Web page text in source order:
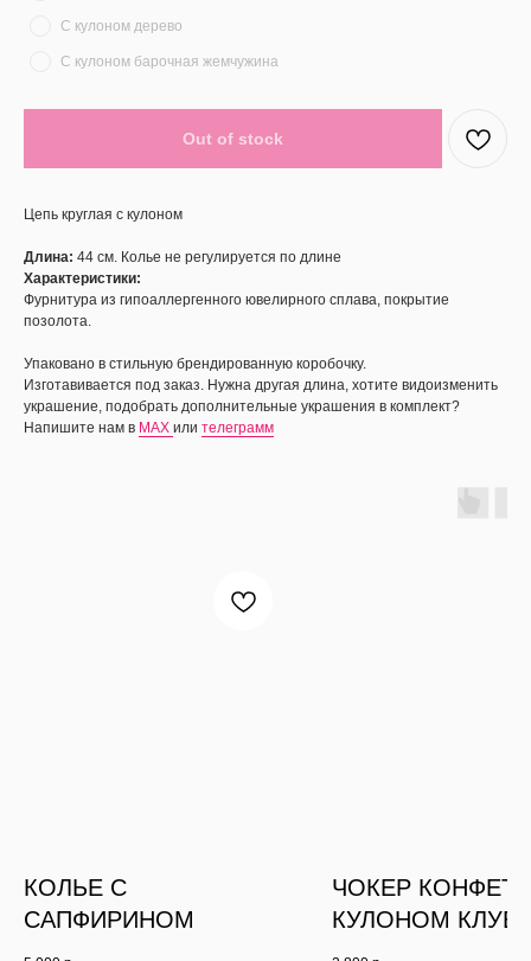
С кулоном дерево
С кулоном барочная жемчужина
Out of stock
Цепь круглая с кулоном
Длина: 44 см. Колье не регулируется по длине
Характеристики:
Фурнитура из гипоаллергенного ювелирного сплава, покрытие
позолота.
Упаковано в стильную брендированную коробочку.
Изготавивается под заказ. Нужна другая длина, хотите видоизменить
украшение, подобрать дополнительные украшения в комплект?
Напишите нам в MAX или телеграмм
КОЛЬЕ С
САПФИРИНОМ
ЧОКЕР
КУЛОНОМ